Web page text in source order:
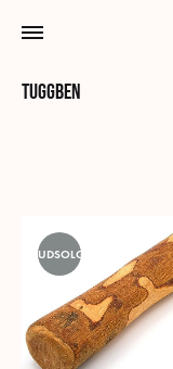
Tuggben
UDSOLGT